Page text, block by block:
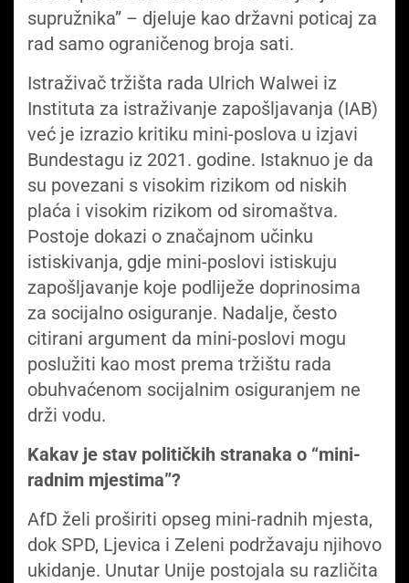
supružnika” – djeluje kao državni poticaj za
rad samo ograničenog broja sati.
Istraživač tržišta rada Ulrich Walwei iz
Instituta za istraživanje zapošljavanja (IAB)
već je izrazio kritiku mini-poslova u izjavi
Bundestagu iz 2021. godine. Istaknuo je da
su povezani s visokim rizikom od niskih
plaća i visokim rizikom od siromaštva.
Postoje dokazi o značajnom učinku
istiskivanja, gdje mini-poslovi istiskuju
zapošljavanje koje podliježe doprinosima
za socijalno osiguranje. Nadalje, često
citirani argument da mini-poslovi mogu
poslužiti kao most prema tržištu rada
obuhvaćenom socijalnim osiguranjem ne
drži vodu.
Kakav je stav političkih stranaka o “mini-
radnim mjestima”?
AfD želi proširiti opseg mini-radnih mjesta,
dok SPD, Ljevica i Zeleni podržavaju njihovo
ukidanje. Unutar Unije postojala su različita